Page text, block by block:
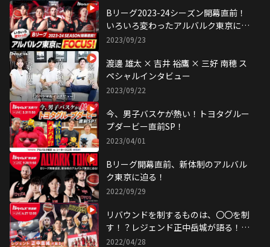
Bリーグ2023-24シーズン開幕直前！
いろいろ変わったアルバルク東京に
FOCUS！
2023/09/23
渡邊 雄太 × 吉井 裕鷹 × 三好 南穂 ス
ペシャルインタビュー
2023/09/22
今、男子バスケが熱い！トヨタグルー
プダービー直前SP！
2023/04/01
Bリーグ開幕直前、新体制のアルバル
ク東京に迫る！
2022/09/29
リバウンドを制するものは、〇〇を制
す！？レジェンド正中岳城が語る！ア
ルバルク東京チャンピオンシップ直前
2022/04/28